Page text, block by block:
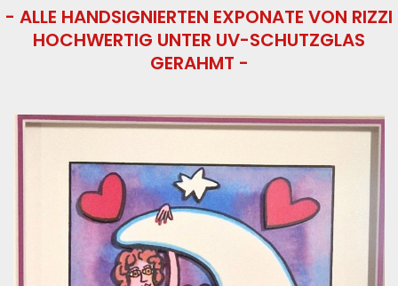
- ALLE HANDSIGNIERTEN EXPONATE VON RIZZI
HOCHWERTIG UNTER UV-SCHUTZGLAS
GERAHMT -